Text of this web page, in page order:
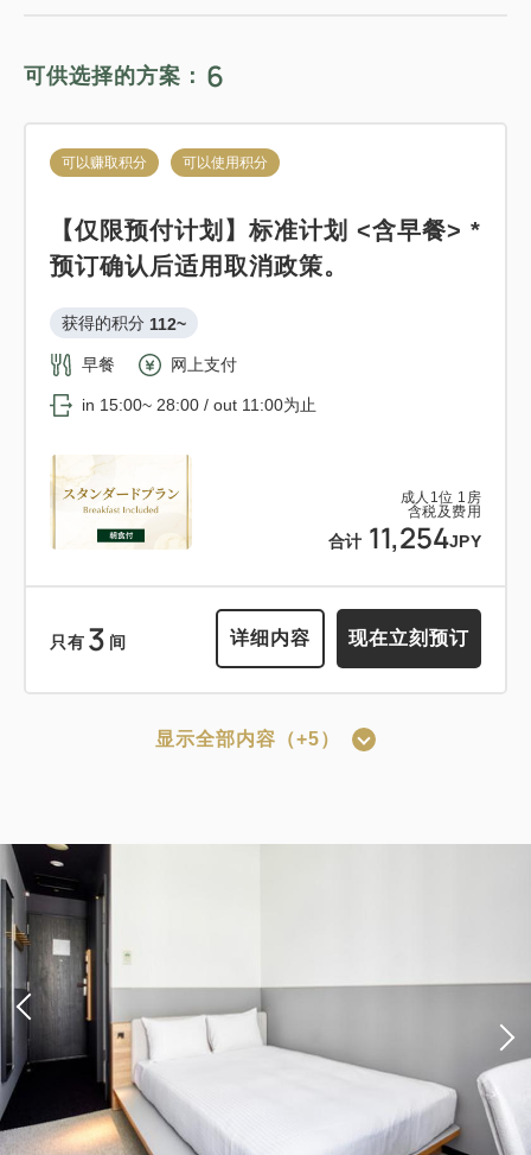
可供选择的方案： 6
成人 1位 1 房
含税及费用
合计 11,254JPY
可以赚取积分 可以使用积分
【仅限预付计划】标准计划 <含早餐> *
预订确认后适用取消政策。
获得的积分 112~
早餐 网上支付
in 15:00~ 28:00 / out 11:00为止
只有 3 间 详细内容 现在立刻预订
位1
房
含税及费用
合计 9,571JPY
*预订确认后适用取消政策。
获得的积分
仅住宿
in 15:00~ 28:00 / out 11:00为止
显示全部内容（+5）